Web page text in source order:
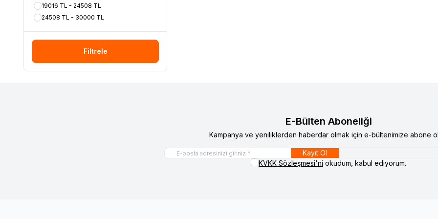
19016 TL - 24508 TL
24508 TL - 30000 TL
Filtrele
E-Bülten Aboneliği
Kampanya ve yeniliklerden haberdar olmak için e-bültenimize abone
Kayıt Ol
KVKK Sözleşmesi'ni okudum, kabul ediyorum.